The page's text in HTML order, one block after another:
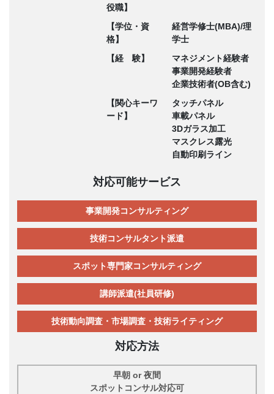
役職】
【学位・資
格】
経営学修士(MBA)/理
学士
【経 験】
マネジメント経験者
事業開発経験者
企業技術者(OB含む)
【関心キーワ
ード】
タッチパネル
車載パネル
3Dガラス加工
マスクレス露光
自動印刷ライン
対応可能サービス
事業開発コンサルティング
技術コンサルタント派遣
スポット専門家コンサルティング
講師派遣(社員研修)
技術動向調査・市場調査・技術ライティング
対応方法
早朝 or 夜間
スポットコンサル対応可